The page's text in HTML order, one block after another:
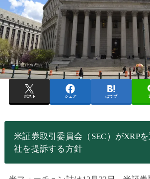
ポスト シェア はてブ
米証券取引委員会（SEC）がXRP
社を提訴する方針